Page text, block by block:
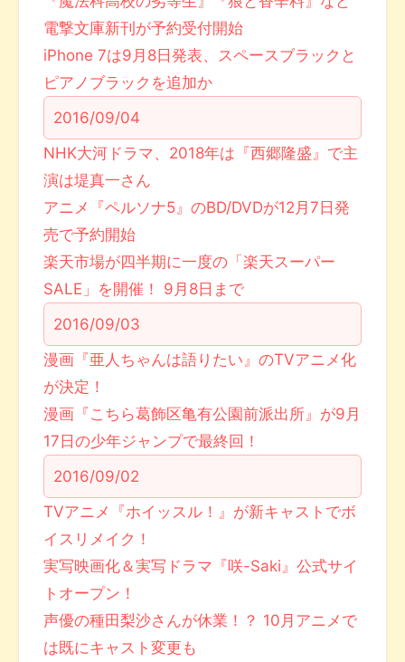
電撃文庫新刊が予約受付開始
iPhone 7は9月8日発表、スペースブラックと
ピアノブラックを追加か
2016/09/04
NHK大河ドラマ、2018年は『西郷隆盛』で主
演は堤真一さん
アニメ『ペルソナ5』のBD/DVDが12月7日発
売で予約開始
楽天市場が四半期に一度の「楽天スーパー
SALE」を開催！ 9月8日まで
2016/09/03
漫画『亜人ちゃんは語りたい』のTVアニメ化
が決定！
漫画『こちら葛飾区亀有公園前派出所』が9月
17日の少年ジャンプで最終回！
2016/09/02
TVアニメ『ホイッスル！』が新キャストでボ
イスリメイク！
実写映画化＆実写ドラマ『咲-Saki』公式サイ
トオープン！
声優の種田梨沙さんが休業！？ 10月アニメで
は既にキャスト変更も